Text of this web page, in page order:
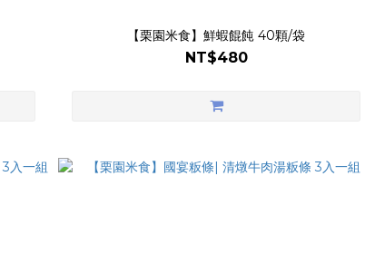
【栗園米食】鮮蝦餛飩 40顆/袋
NT$480